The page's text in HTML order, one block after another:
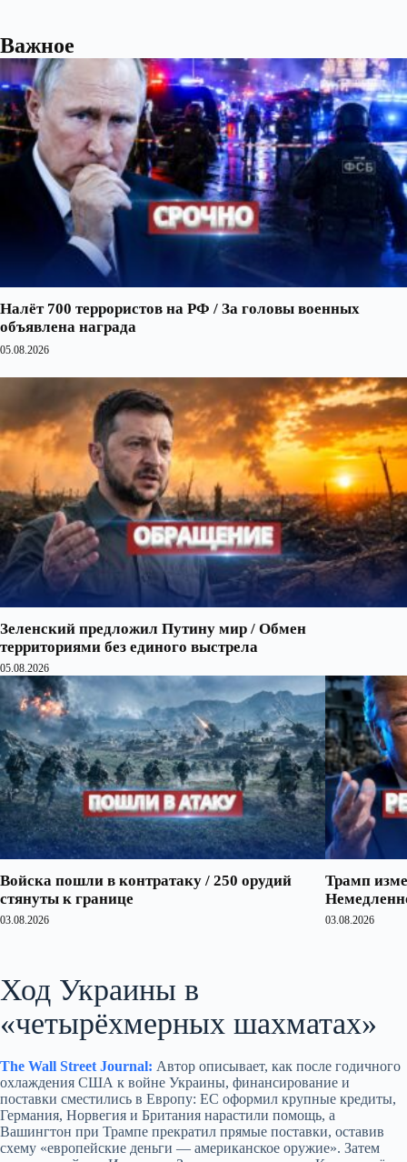
Важное
Налёт 700 террористов на РФ / За головы военных
объявлена награда
05.08.2026
Зеленский предложил Путину мир / Обмен
территориями без единого выстрела
05.08.2026
Войска пошли в контратаку / 250 орудий
стянуты к границе
03.08.2026
Трамп
03.08.2026
Ход Украины в
«четырёхмерных шахматах»
The Wall Street Journal: Автор описывает, как после годичного
охлаждения США к войне Украины, финансирование и
поставки сместились в Европу: ЕС оформил крупные кредиты,
Германия, Норвегия и Британия нарастили помощь, а
Вашингтон при Трампе прекратил прямые поставки, оставив
схему «европейские деньги — американское оружие». Затем